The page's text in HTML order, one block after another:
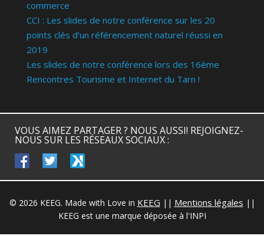
commerce
CCI : Les slides de notre conférence sur les 20
points clés d’un référencement naturel réussi en
2019
Les slides de notre conférence lors des 16ème
Rencontres Tourisme et Internet du Tarn !
VOUS AIMEZ PARTAGER ? NOUS AUSSI! REJOIGNEZ-
NOUS SUR LES RÉSEAUX SOCIAUX :
facebooktwitter
© 2026 KEEG. Made with Love in KEEG || Mentions légales ||
KEEG est une marque déposée à l'INPI